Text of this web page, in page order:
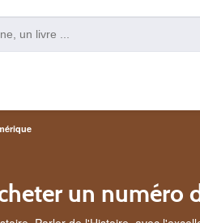
un numéro